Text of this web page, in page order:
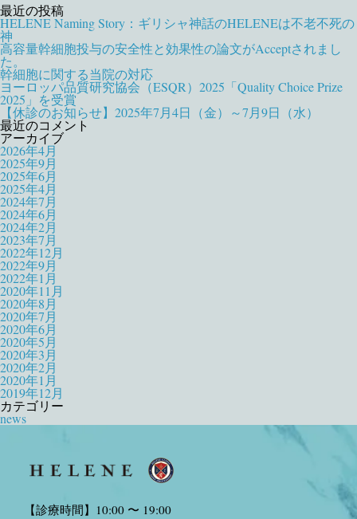
最近の投稿
HELENE Naming Story：ギリシャ神話のHELENEは不老不死の
神
高容量幹細胞投与の安全性と効果性の論文がAcceptされまし
た。
幹細胞に関する当院の対応
ヨーロッパ品質研究協会（ESQR）2025「Quality Choice Prize
2025」を受賞
【休診のお知らせ】2025年7月4日（金）～7月9日（水）
最近のコメント
アーカイブ
2026年4月
2025年9月
2025年6月
2025年4月
2024年7月
2024年6月
2024年2月
2023年7月
2022年12月
2022年9月
2022年1月
2020年11月
2020年8月
2020年7月
2020年6月
2020年5月
2020年3月
2020年2月
2020年1月
2019年12月
カテゴリー
news
【診療時間】10:00 〜 19:00